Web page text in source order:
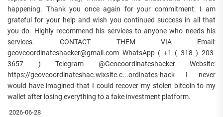
happening. Thank you once again for your commitment. I am
grateful for your help and wish you continued success in all that
you do. Highly recommend his services to anyone who needs his
services. CONTACT THEM VIA Email:
geovcoordinateshacker@gmail.com WhatsApp ( +1 ( 318 ) 203-
3657 ) Telegram @Geocoordinateshacker Website:
https://geovcoordinateshac.wixsite.c...ordinates-hack I never
would have imagined that I could recover my stolen bitcoin to my
wallet after losing everything to a fake investment platform.
2026-06-28